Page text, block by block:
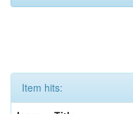
Item hits: